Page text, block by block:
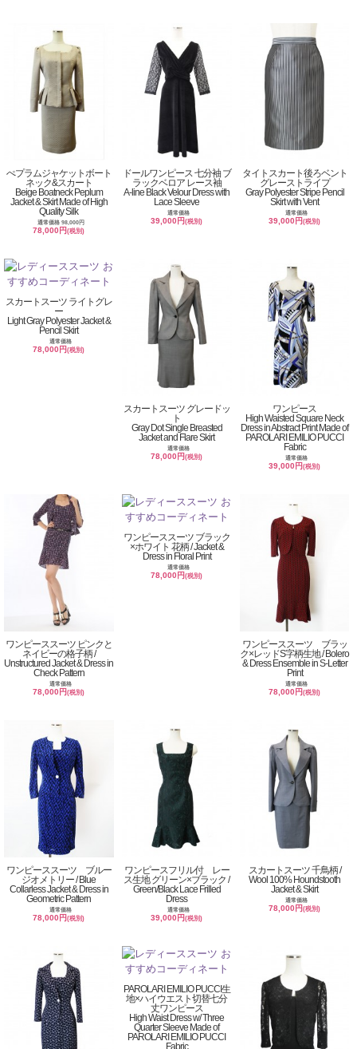
ぺプラムジャケットボート
ネック&スカート
Beige Boatneck Peplum
Jacket & Skirt Made of High
Quality Silk
通常価格 98,000円
78,000円(税別)
ドールワンピース 七分袖 ブ
ラックベロア レース袖
A-line Black Velour Dress with
Lace Sleeve
通常価格
39,000円(税別)
タイトスカート後ろベント
グレーストライプ
Gray Polyester Stripe Pencil
Skirt with Vent
通常価格
39,000円(税別)
スカートスーツ ライトグレ
ー
Light Gray Polyester Jacket &
Pencil Skirt
通常価格
78,000円(税別)
スカートスーツ グレードッ
ト
Gray Dot Single Breasted
Jacket and Flare Skirt
通常価格
78,000円(税別)
ワンピース
High Waisted Square Neck
Dress in Abstract Print Made of
PAROLARI EMILIO PUCCI
Fabric
通常価格
39,000円(税別)
ワンピーススーツ ピンクと
ネイビーの格子柄 /
Unstructured Jacket & Dress in
Check Pattern
通常価格
78,000円(税別)
ワンピーススーツ ブラック
×ホワイト 花柄 / Jacket &
Dress in Floral Print
通常価格
78,000円(税別)
ワンピーススーツ ブラッ
ク×レッドS字柄生地 / Bolero
& Dress Ensemble in S-Letter
Print
通常価格
78,000円(税別)
ワンピーススーツ ブルー
ジオメトリー / Blue
Collarless Jacket & Dress in
Geometric Pattern
通常価格
78,000円(税別)
ワンピースフリル付 レー
ス生地 グリーン×ブラック /
Green/Black Lace Frilled
Dress
通常価格
39,000円(税別)
スカートスーツ 千鳥柄 /
Wool 100% Houndstooth
Jacket & Skirt
通常価格
78,000円(税別)
PAROLARI EMILIO PUCCI生
地×ハイウエスト切替七分
丈ワンピース
High Waist Dress w/ Three
Quarter Sleeve Made of
PAROLARI EMILIO PUCCI
Fabric